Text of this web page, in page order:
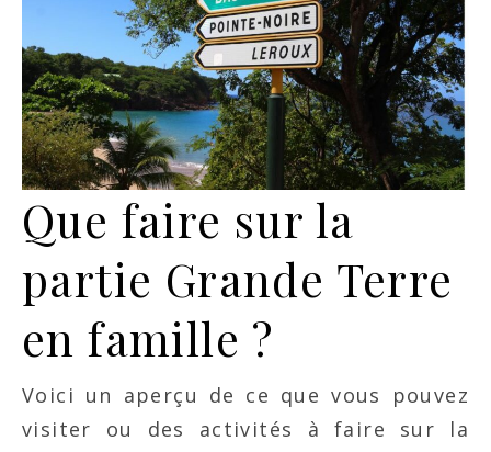
Que faire sur la
partie Grande Terre
en famille ?
Voici un aperçu de ce que vous pouvez
visiter ou des activités à faire sur la